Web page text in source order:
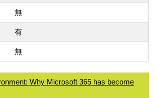
無
有
無
Why Microsoft 365 has become